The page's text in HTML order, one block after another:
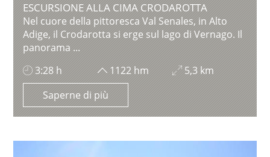
ESCURSIONE ALLA CIMA CRODAROTTA
Nel cuore della pittoresca Val Senales, in Alto
Adige, il Crodarotta si erge sul lago di Vernago. Il
panorama ...
3:28 h
1122 hm
5,3 km
Saperne di più